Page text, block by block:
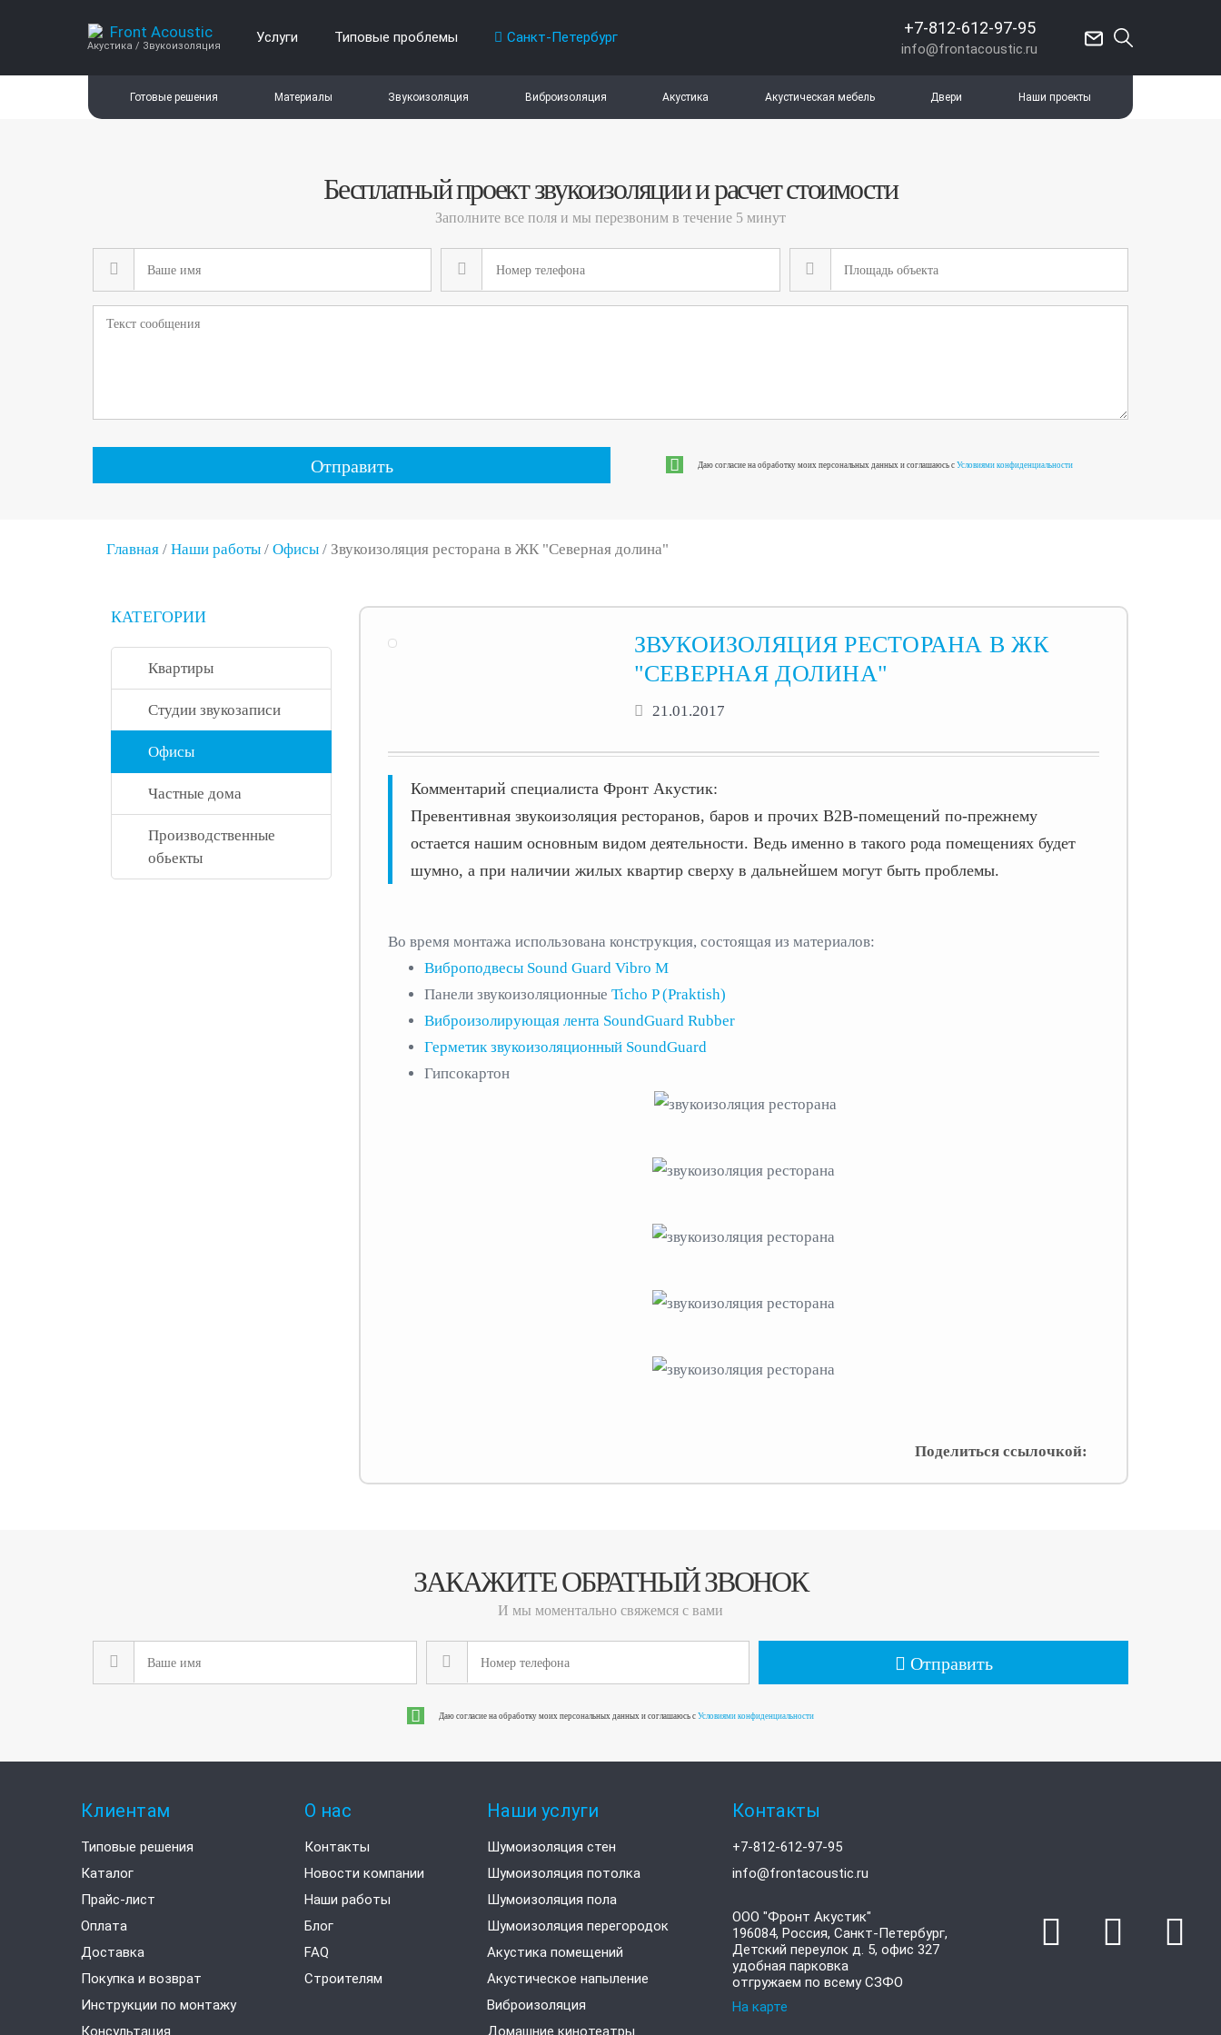
Акустика / Звукоизоляция
Услуги Типовые проблемы Санкт-Петербург
+7-812-612-97-95
info@frontacoustic.ru
Готовые решения Материалы Звукоизоляция Виброизоляция Акустика Акустическая мебель Двери Наши проекты
Бесплатный проект звукоизоляции и расчет стоимости
Заполните все поля и мы перезвоним в течение 5 минут
Отправить Даю согласие на обработку моих персональных данных и соглашаюсь с Условиями конфиденциальности
Главная / Наши работы / Офисы / Звукоизоляция ресторана в ЖК "Северная долина"
ЗВУКОИЗОЛЯЦИЯ РЕСТОРАНА В ЖК
"СЕВЕРНАЯ ДОЛИНА"
21.01.2017
Комментарий специалиста Фронт Акустик:
Превентивная звукоизоляция ресторанов, баров и прочих B2B-помещений по-прежнему
остается нашим основным видом деятельности. Ведь именно в такого рода помещениях будет
шумно, а при наличии жилых квартир сверху в дальнейшем могут быть проблемы.
Во время монтажа использована конструкция, состоящая из материалов:
Виброподвесы Sound Guard Vibro M
Панели звукоизоляционные Ticho P (Praktish)
Виброизолирующая лента SoundGuard Rubber
Герметик звукоизоляционный SoundGuard
Гипсокартон
Поделиться ссылочкой:
КАТЕГОРИИ
Квартиры
Студии звукозаписи
Офисы
Частные дома
Производственные
обьекты
ЗАКАЖИТЕ ОБРАТНЫЙ ЗВОНОК
И мы моментально свяжемся с вами
Отправить
Даю согласие на обработку моих персональных данных и соглашаюсь с Условиями конфиденциальности
Клиентам
Типовые решения
Каталог
Прайс-лист
Оплата
Доставка
Покупка и возврат
Инструкции по монтажу
Консультация
О нас
Контакты
Новости компании
Наши работы
Блог
FAQ
Строителям
Наши услуги
Шумоизоляция стен
Шумоизоляция потолка
Шумоизоляция пола
Шумоизоляция перегородок
Акустика помещений
Акустическое напыление
Виброизоляция
Домашние кинотеатры
Контакты
+7-812-612-97-95
info@frontacoustic.ru
ООО "Фронт Акустик"
196084, Россия, Санкт-Петербург,
Детский переулок д. 5, офис 327
удобная парковка
отгружаем по всему СЗФО
На карте